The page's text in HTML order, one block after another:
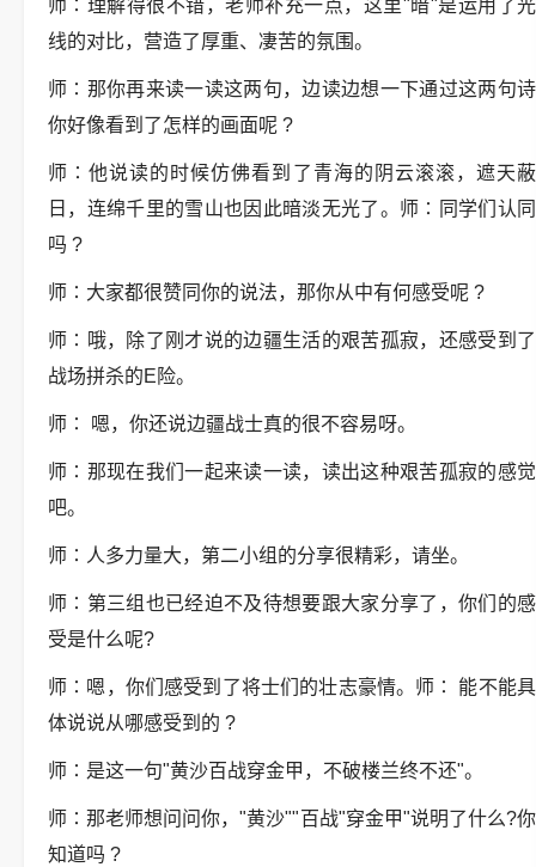
师∶理解得很不错，老师补充一点，这里"暗"是运用了光
线的对比，营造了厚重、凄苦的氛围。
师∶那你再来读一读这两句，边读边想一下通过这两句诗
你好像看到了怎样的画面呢 ?
师∶他说读的时候仿佛看到了青海的阴云滚滚，遮天蔽
日，连绵千里的雪山也因此暗淡无光了。师∶同学们认同
吗 ?
师∶大家都很赞同你的说法，那你从中有何感受呢 ?
师∶哦，除了刚才说的边疆生活的艰苦孤寂，还感受到了
战场拼杀的E险。
师∶ 嗯，你还说边疆战士真的很不容易呀。
师∶那现在我们一起来读一读，读出这种艰苦孤寂的感觉
吧。
师∶人多力量大，第二小组的分享很精彩，请坐。
师∶第三组也已经迫不及待想要跟大家分享了，你们的感
受是什么呢?
师∶嗯，你们感受到了将士们的壮志豪情。师∶ 能不能具
体说说从哪感受到的 ?
师∶是这一句"黄沙百战穿金甲，不破楼兰终不还"。
师∶那老师想问问你，"黄沙""百战"穿金甲"说明了什么?你
知道吗 ?